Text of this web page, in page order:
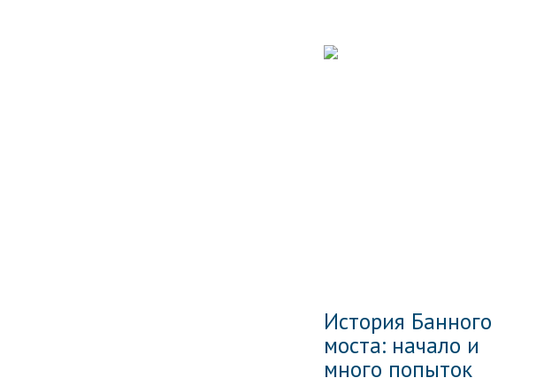
История Банного
моста: начало и
много попыток